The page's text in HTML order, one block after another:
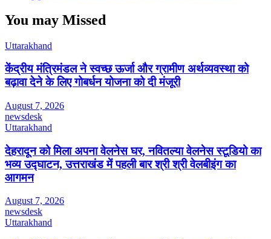
You may Missed
Uttarakhand
केंद्रीय मंत्रिमंडल ने स्वच्छ ऊर्जा और ग्रामीण अर्थव्यवस्था को
बढ़ावा देने के लिए गोबर्धन योजना को दी मंजूरी
August 7, 2026
newsdesk
Uttarakhand
देहरादून को मिला अपना वेलनेस घर, नवितल्या वेलनेस स्टूडियो का
भव्य उद्घाटन, उत्तराखंड में पहली बार श्री श्री वेलबीइंग का
आगमन
August 7, 2026
newsdesk
Uttarakhand